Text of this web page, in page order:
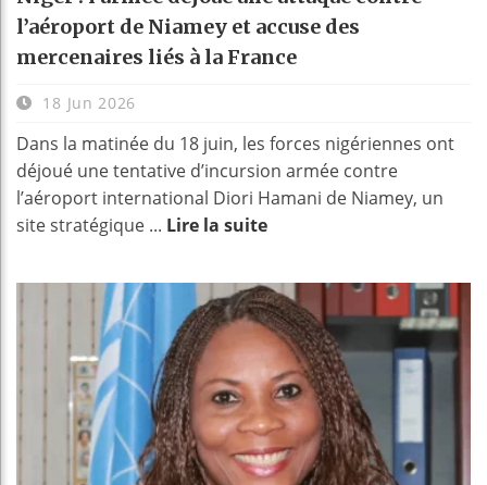
l’aéroport de Niamey et accuse des
mercenaires liés à la France
18 Jun 2026
Dans la matinée du 18 juin, les forces nigériennes ont
déjoué une tentative d’incursion armée contre
l’aéroport international Diori Hamani de Niamey, un
site stratégique ... Lire la suite